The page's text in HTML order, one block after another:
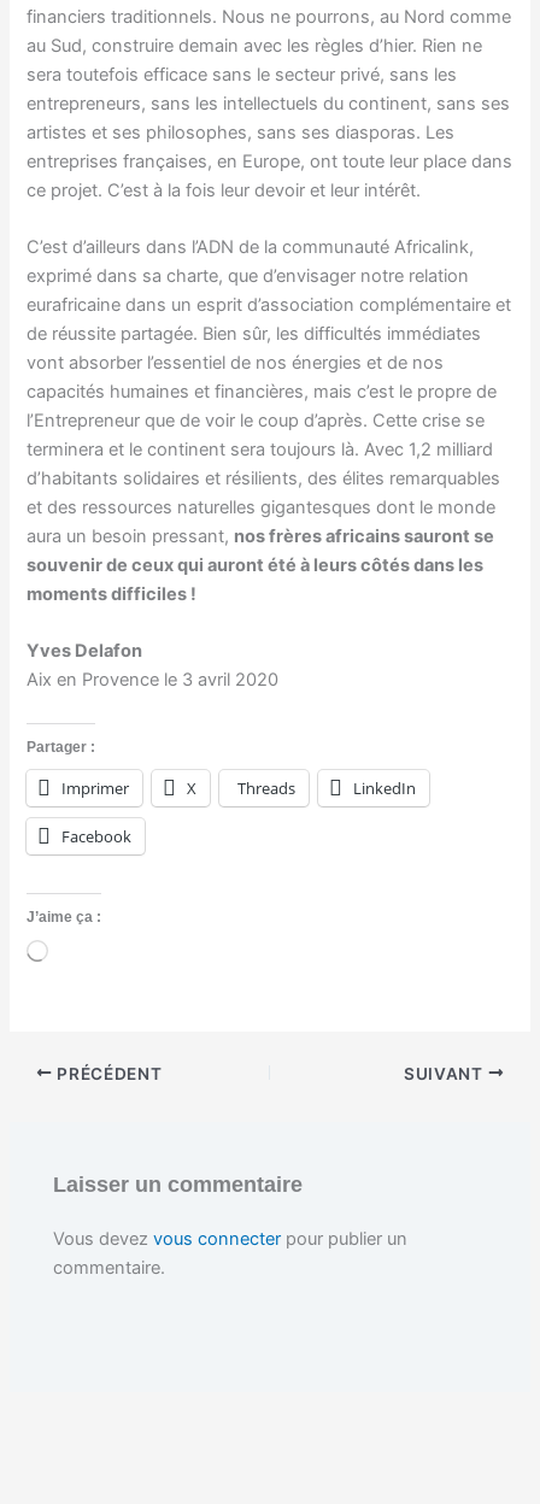
financiers traditionnels. Nous ne pourrons, au Nord comme
au Sud, construire demain avec les règles d’hier. Rien ne
sera toutefois efficace sans le secteur privé, sans les
entrepreneurs, sans les intellectuels du continent, sans ses
artistes et ses philosophes, sans ses diasporas. Les
entreprises françaises, en Europe, ont toute leur place dans
ce projet. C’est à la fois leur devoir et leur intérêt.
C’est d’ailleurs dans l’ADN de la communauté Africalink,
exprimé dans sa charte, que d’envisager notre relation
eurafricaine dans un esprit d’association complémentaire et
de réussite partagée. Bien sûr, les difficultés immédiates
vont absorber l’essentiel de nos énergies et de nos
capacités humaines et financières, mais c’est le propre de
l’Entrepreneur que de voir le coup d’après. Cette crise se
terminera et le continent sera toujours là. Avec 1,2 milliard
d’habitants solidaires et résilients, des élites remarquables
et des ressources naturelles gigantesques dont le monde
aura un besoin pressant, nos frères africains sauront se
souvenir de ceux qui auront été à leurs côtés dans les
moments difficiles !
Yves Delafon
Aix en Provence le 3 avril 2020
Partager :
Imprimer X Threads LinkedIn
Facebook
J’aime ça :
C
…
PRÉCÉDENT SUIVANT
Laisser un commentaire
Vous devezvous connecter pour publier un
commentaire.